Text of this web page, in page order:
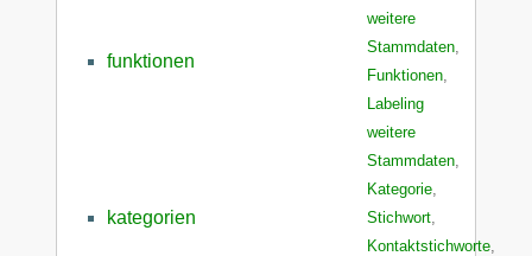
funktionen
weitere
Stammdaten,
Funktionen,
Labeling
kategorien
weitere
Stammdaten,
Kategorie,
Stichwort,
Kontaktstichworte,